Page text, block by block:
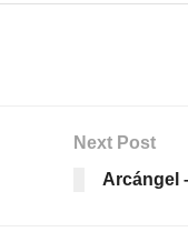
Next Post
Arcángel